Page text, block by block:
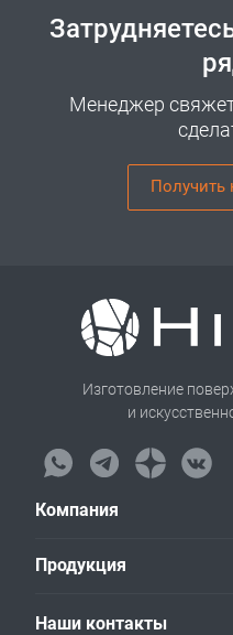
Менеджер
Получить
Изготовление
и
Компания
Продукция
Наши контакты